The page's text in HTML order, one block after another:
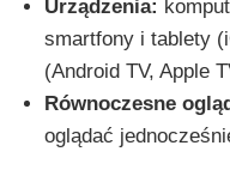
Urządzenia:
smartfony i tablety
(Android TV, Apple
Równoczesne
oglądać